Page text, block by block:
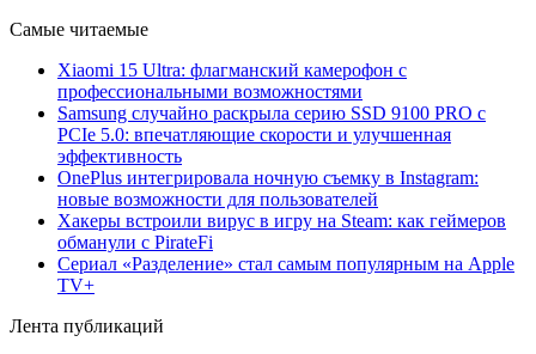
Самые читаемые
Xiaomi 15 Ultra: флагманский камерофон с
профессиональными возможностями
Samsung случайно раскрыла серию SSD 9100 PRO с
PCIe 5.0: впечатляющие скорости и улучшенная
эффективность
OnePlus интегрировала ночную съемку в Instagram:
новые возможности для пользователей
Хакеры встроили вирус в игру на Steam: как геймеров
обманули с PirateFi
Сериал «Разделение» стал самым популярным на Apple
TV+
Лента публикаций